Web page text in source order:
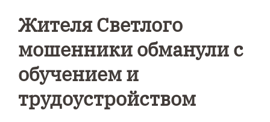
Жителя Светлого
мошенники обманули с
обучением и
трудоустройством